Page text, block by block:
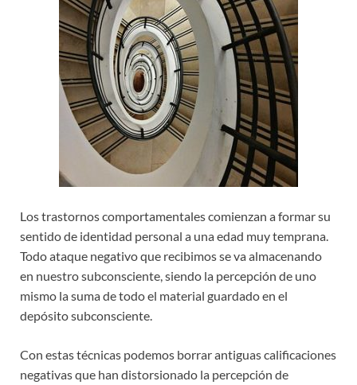
Los trastornos comportamentales comienzan a formar su
sentido de identidad personal a una edad muy temprana.
Todo ataque negativo que recibimos se va almacenando
en nuestro subconsciente, siendo la percepción de uno
mismo la suma de todo el material guardado en el
depósito subconsciente.
Con estas técnicas podemos borrar antiguas calificaciones
negativas que han distorsionado la percepción de